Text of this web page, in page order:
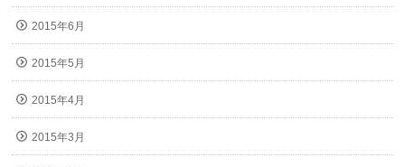
2015年6月
2015年5月
2015年4月
2015年3月